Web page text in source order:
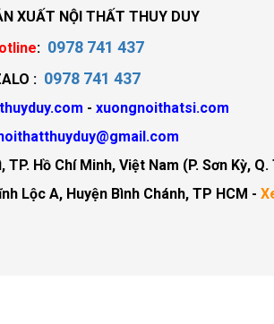
XUẤT NỘI THẤT THUY DUY
: 0978 741 437
: 0978 741 437
- xuongnoithatsi.com
Hồ Chí Minh, Việt Nam (P. Sơn Kỳ,
Lộc A, Huyện Bình Chánh, TP HCM -